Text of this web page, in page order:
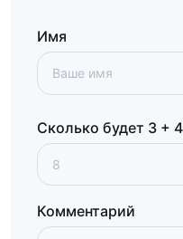
Имя
Сколько будет 3 +
Комментарий